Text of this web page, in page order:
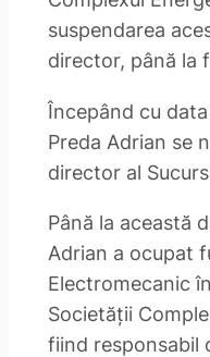
suspendarea
director, până la
Începând cu
Preda Adrian se
director al
Până la această
Adrian a ocupat
Electromecanic
Societății
fiind responsabil